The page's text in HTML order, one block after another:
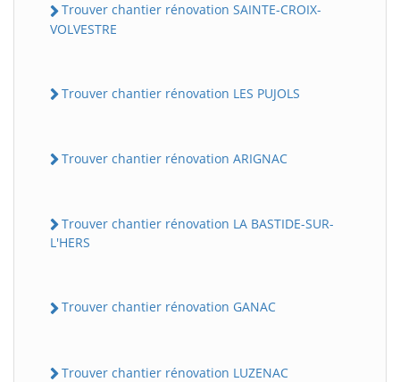
Trouver chantier rénovation SAINTE-CROIX-
VOLVESTRE
Trouver chantier rénovation LES PUJOLS
Trouver chantier rénovation ARIGNAC
Trouver chantier rénovation LA BASTIDE-SUR-
L'HERS
Trouver chantier rénovation GANAC
Trouver chantier rénovation LUZENAC